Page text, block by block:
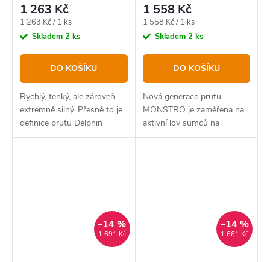
1 263 Kč
Měrná
cena:
1 263 Kč / 1 ks
Skladem 2 ks
DO KOŠÍKU
Rychlý, tenký, ale zároveň
extrémně silný. Přesně to je
definice prutu Delphin
ARMAGEDON.
1 558 Kč
Měrná
cena:
1 558 Kč / 1 ks
Skladem 2 ks
DO KOŠÍKU
Nová generace prutu
MONSTRO je zaměřena na
aktivní lov sumců na
vábničku nebo vertikální
1 691 Kč
–14 %
1 661 Kč
–14 %